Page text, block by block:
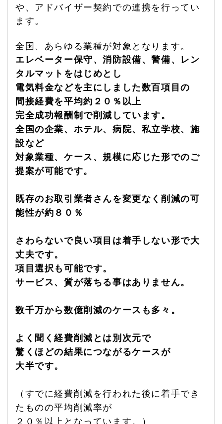
や、アドバイザー契約での連携を行ってい
ます。
全国、あらゆる業種が対象となります。
エレベーター保守、消防設備、警備、レン
タルマットをはじめとし
電気料金などを主にしました数百項目の
間接経費を平均約２０％以上
完全成功報酬制で削減しています。
全国の企業、ホテル、病院、私立学校、施
設など
対象業種、ケース、規模に応じた形でのご
提案が可能です。
既存のお取引業者さんを変更なく削減の可
能性が約８０％
さわらないで良い項目は着手しない形で大
丈夫です。
項目選択も可能です。
サービス、質が落ちる事はありません。
数千万から数億削減のケースも多々。
よく聞く経費削減とは別次元で
驚くほどの結果につながるケースが
大半です。
（すでに経費削減を行われた後に着手でき
たものの平均削減率が
２０％以上となっています。）